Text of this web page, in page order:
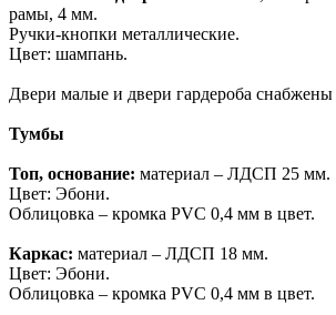
рамы, 4 мм.
Ручки-кнопки металлические.
Цвет: шампань.
Двери малые и двери гардероба снабжены
Тумбы
Топ, основание: материал – ЛДСП 25 мм.
Цвет: Эбони.
Облицовка – кромка PVC 0,4 мм в цвет.
Каркас: материал – ЛДСП 18 мм.
Цвет: Эбони.
Облицовка – кромка PVC 0,4 мм в цвет.